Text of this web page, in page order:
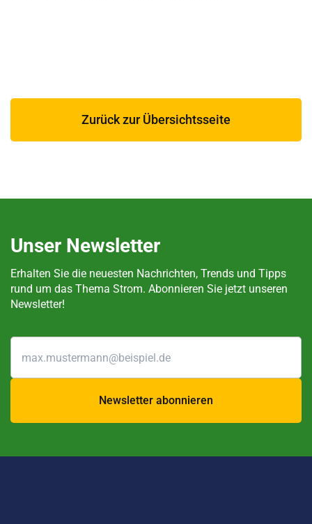
Zurück zur Übersichtsseite
Unser Newsletter
Erhalten Sie die neuesten Nachrichten, Trends und Tipps
rund um das Thema Strom. Abonnieren Sie jetzt unseren
Newsletter!
Newsletter abonnieren